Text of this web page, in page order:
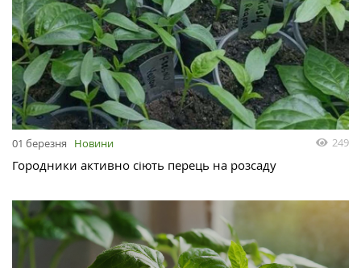
01 березня Новини 249
Городники активно сіють перець на розсаду